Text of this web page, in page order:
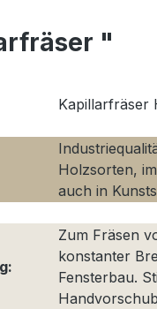
"
Kapillarfräser
Holzsorten,
auch in
Zum Fräsen
konstanter
Fensterbau.